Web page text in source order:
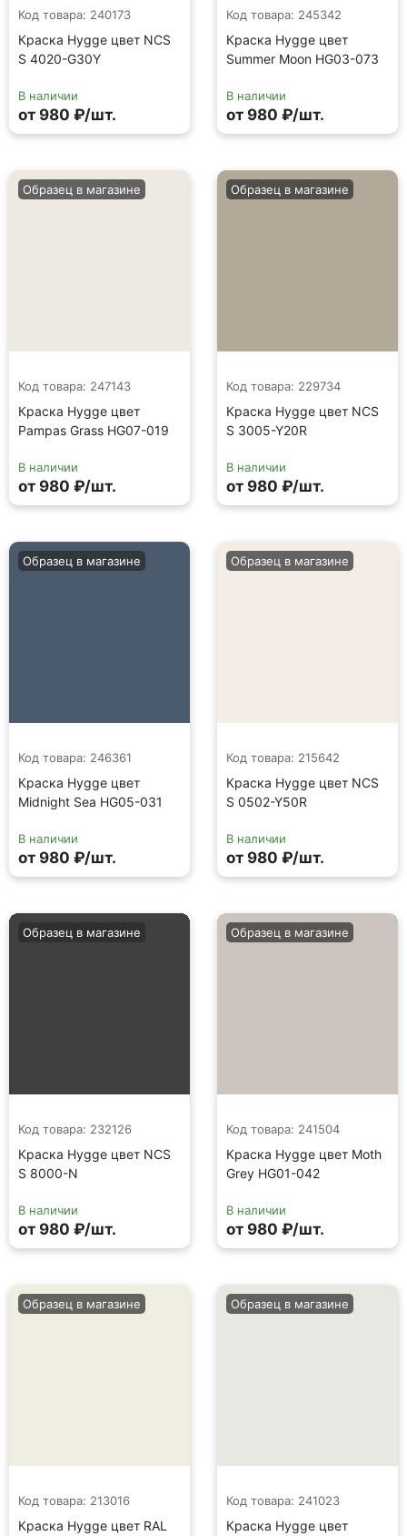
Код товара: 240173
Краска Hygge цвет NCS
S 4020-G30Y
В наличии
от 980 ₽/шт.
Код товара: 245342
Краска Hygge цвет
Summer Moon HG03-073
В наличии
от 980 ₽/шт.
Код товара: 247143
Краска Hygge цвет
Pampas Grass HG07-019
Образец в магазине
В наличии
от 980 ₽/шт.
Код товара: 229734
Краска Hygge цвет NCS
S 3005-Y20R
Образец в магазине
В наличии
от 980 ₽/шт.
Код товара: 246361
Краска Hygge цвет
Midnight Sea HG05-031
Образец в магазине
В наличии
от 980 ₽/шт.
Код товара: 215642
Краска Hygge цвет NCS
S 0502-Y50R
Образец в магазине
В наличии
от 980 ₽/шт.
Код товара: 232126
Краска Hygge цвет NCS
S 8000-N
Образец в магазине
В наличии
от 980 ₽/шт.
Код товара: 241504
Краска Hygge цвет Moth
Grey HG01-042
Образец в магазине
В наличии
от 980 ₽/шт.
Код товара: 213016
Краска Hygge цвет RAL
Образец в магазине
Код товара: 241023
Краска Hygge цвет
Образец в магазине